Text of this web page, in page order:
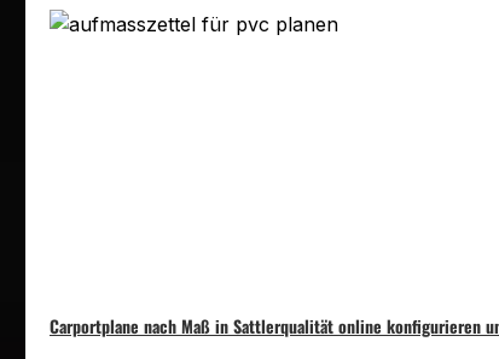
Carportplane nach Maß in Sattlerqualität online konfigurieren